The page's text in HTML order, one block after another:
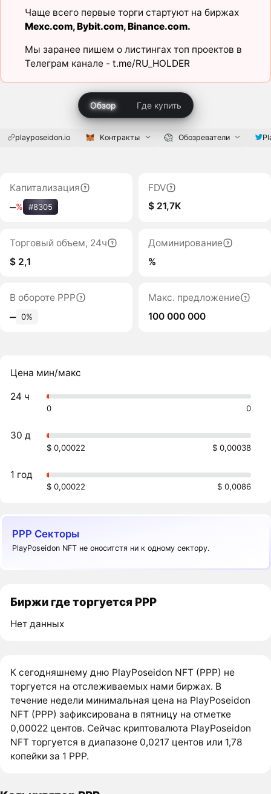
Чаще всего первые торги стартуют на биржах
Mexc.com,Bybit.com,Binance.com.
Мы заранее пишем о листингах топ проектов в
Телеграм канале - t.me/RU_HOLDER
Обзор Где купить
playposeidon.io Контракты Обозреватели
Капитализация
‒% #8305
FDV
$ 21,7K
Торговый объем, 24ч
$ 2,1
Доминирование
%
В обороте PPP
‒ 0%
Макс. предложение
100 000 000
Цена мин/макс
24 ч
0 0
30 д
$ 0,00022 $ 0,00038
1 год
$ 0,00022 $ 0,0086
PPP Секторы
PlayPoseidon NFT не оноситстя ни к одному сектору.
Биржи где торгуется PPP
Нет данных
К сегодняшнему дню PlayPoseidon NFT (PPP) не
торгуется на отслеживаемых нами биржах. В
течение недели минимальная цена на PlayPoseidon
NFT (PPP) зафиксирована в пятницу на отметке
0,00022 центов. Сейчас криптовалюта PlayPoseidon
NFT торгуется в диапазоне 0,0217 центов или 1,78
копейки за 1 PPP.